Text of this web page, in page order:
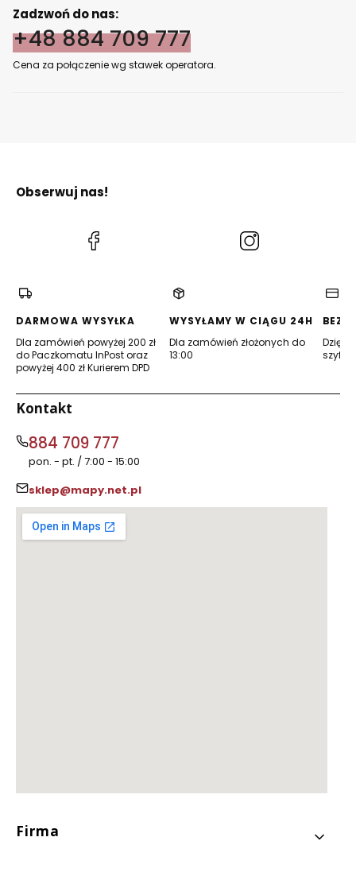
Zadzwoń do nas:
+48 884 709 777
Cena za połączenie wg stawek operatora.
Obserwuj nas!
karcie)
(Otwiera
karcie)
DARMOWA WYSYŁKA
Dla zamówień powyżej 200 zł
do Paczkomatu InPost oraz
powyżej 400 zł Kurierem DPD
WYSYŁAMY W CIĄGU 24H
Dla zamówień złożonych do
13:00
Dzięki
Kontakt
884 709 777
pon. - pt. / 7:00 - 15:00
sklep@mapy.net.pl
Linki w stopce
Firma